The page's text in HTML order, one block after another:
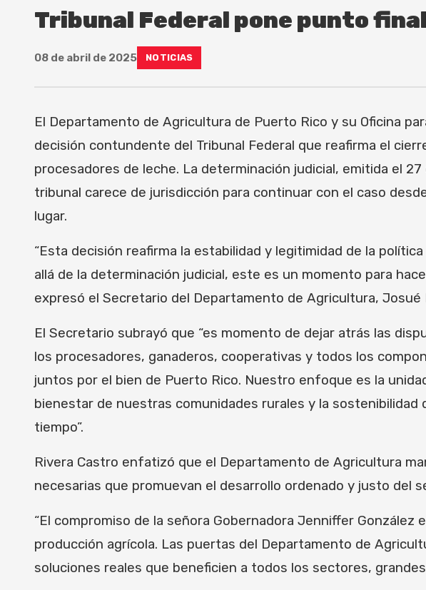
Tribunal Federal pone punto
08 de abril de 2025 NOTICIAS
El Departamento de Agricultura de Puerto Rico y su Oficina
decisión contundente del Tribunal Federal que reafirma el
procesadores de leche. La determinación judicial, emitida el
tribunal carece de jurisdicción para continuar con el caso
lugar.
“Esta decisión reafirma la estabilidad y legitimidad de la
allá de la determinación judicial, este es un momento para
expresó el Secretario del Departamento de Agricultura, Josué
El Secretario subrayó que “es momento de dejar atrás las
los procesadores, ganaderos, cooperativas y todos los
juntos por el bien de Puerto Rico. Nuestro enfoque es la
bienestar de nuestras comunidades rurales y la
tiempo”.
Rivera Castro enfatizó que el Departamento de Agricultura
necesarias que promuevan el desarrollo ordenado y justo del
“El compromiso de la señora Gobernadora Jenniffer
producción agrícola. Las puertas del Departamento de
soluciones reales que beneficien a todos los sectores,